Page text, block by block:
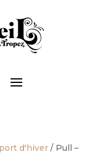
d'hiver/ Pull –